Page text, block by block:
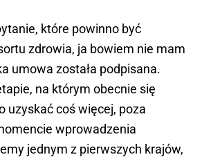
które powinno być
zdrowia, ja bowiem nie mam
umowa została podpisana.
na którym obecnie się
uzyskać coś więcej, poza
wprowadzenia
jednym z pierwszych krajów,